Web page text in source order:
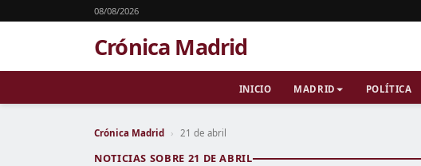
08/08/2026
Crónica Madrid
INICIO MADRID POLÍTICA
Crónica Madrid › 21 de abril
NOTICIAS SOBRE 21 DE ABRIL